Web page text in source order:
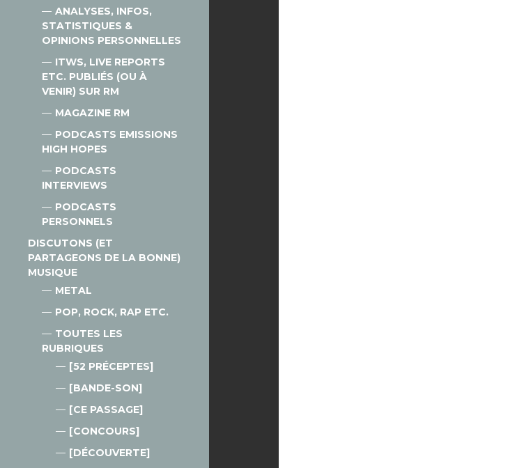
ANALYSES, INFOS,
STATISTIQUES &
OPINIONS PERSONNELLES
ITWS, LIVE REPORTS
ETC. PUBLIÉS (OU À
VENIR) SUR RM
MAGAZINE RM
PODCASTS EMISSIONS
HIGH HOPES
PODCASTS
INTERVIEWS
PODCASTS
PERSONNELS
DISCUTONS (ET
PARTAGEONS DE LA BONNE)
MUSIQUE
METAL
POP, ROCK, RAP ETC.
TOUTES LES
RUBRIQUES
[52 PRÉCEPTES]
[BANDE-SON]
[CE PASSAGE]
[CONCOURS]
[DÉCOUVERTE]